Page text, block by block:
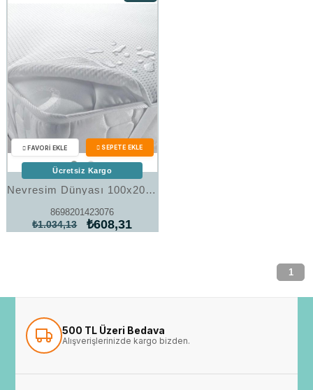
Nevresim Dünyası 100x200 Tek Kişilik Sıvı Geçirmez Alez
8698201423076
₺608,31
₺1.034,13
Ücretsiz Kargo
1
500 TL Üzeri Bedava
Alışverişlerinizde kargo bizden.